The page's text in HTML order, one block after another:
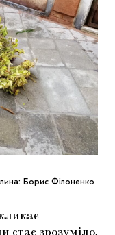
Борис Філоненко